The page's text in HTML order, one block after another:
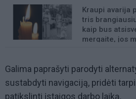
Kraupi avarija
tris
kaip bus
mergaite, jos
Galima paprašyti parodyti
sustabdyti navigaciją, pridėti
patikslinti įstaigos darbo laiką.